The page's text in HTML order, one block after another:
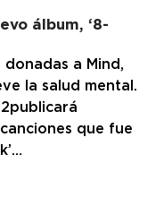
álbum, ‘8-
a Mind,
la salud mental.
publicará
que fue